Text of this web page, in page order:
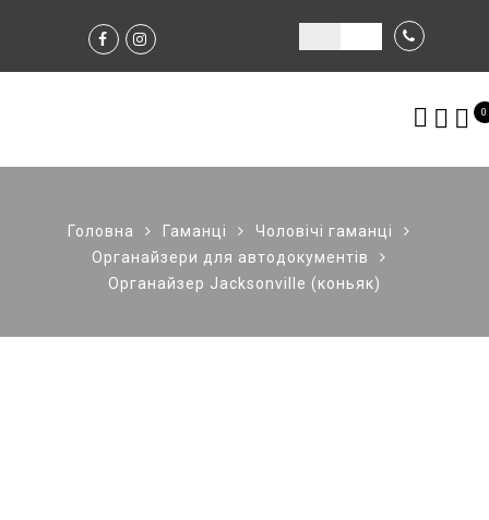
0
Головна Гаманці
Чоловічі гаманці
Органайзери для автодокументів
Органайзер Jacksonville (коньяк)